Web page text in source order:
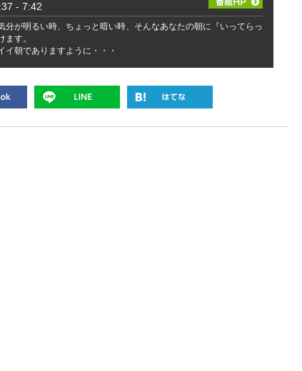
- 7:42
分が明るい時、ちょっと暗い時、そんなあなたの朝に『いってらっ
ます。
イ朝でありますように・・・